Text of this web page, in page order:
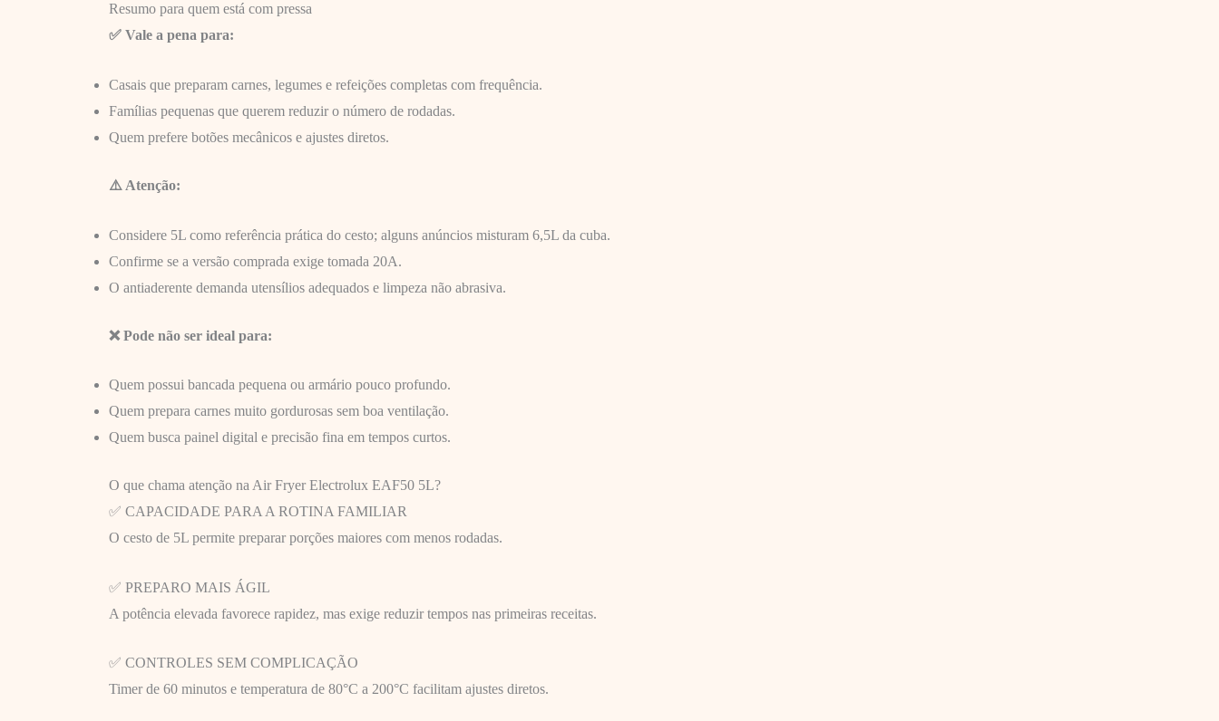
Resumo para quem está com pressa
✅ Vale a pena para:
Casais que preparam carnes, legumes e refeições completas com frequência.
Famílias pequenas que querem reduzir o número de rodadas.
Quem prefere botões mecânicos e ajustes diretos.
⚠️ Atenção:
Considere 5L como referência prática do cesto; alguns anúncios misturam 6,5L da cuba.
Confirme se a versão comprada exige tomada 20A.
O antiaderente demanda utensílios adequados e limpeza não abrasiva.
❌ Pode não ser ideal para:
Quem possui bancada pequena ou armário pouco profundo.
Quem prepara carnes muito gordurosas sem boa ventilação.
Quem busca painel digital e precisão fina em tempos curtos.
O que chama atenção na Air Fryer Electrolux EAF50 5L?
✅ CAPACIDADE PARA A ROTINA FAMILIAR
O cesto de 5L permite preparar porções maiores com menos rodadas.
✅ PREPARO MAIS ÁGIL
A potência elevada favorece rapidez, mas exige reduzir tempos nas primeiras receitas.
✅ CONTROLES SEM COMPLICAÇÃO
Timer de 60 minutos e temperatura de 80°C a 200°C facilitam ajustes diretos.